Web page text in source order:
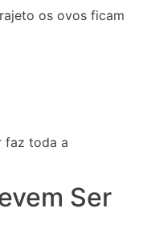
os ovos ficam
faz toda a
Ser